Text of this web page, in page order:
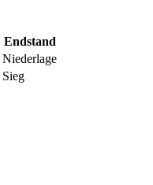
Endstand
Niederlage
Sieg